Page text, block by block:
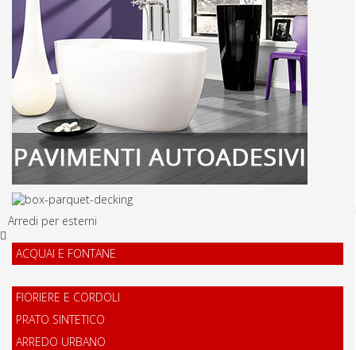
Arredi per esterni
ACQUAI E FONTANE
FIORIERE E CORDOLI
PRATO SINTETICO
ARREDO URBANO